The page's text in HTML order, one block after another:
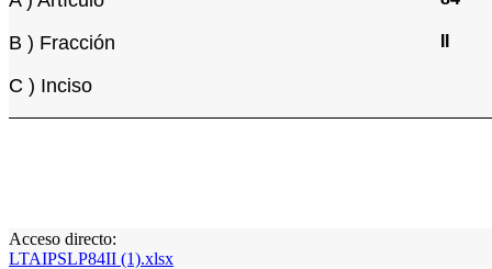
B ) Fracción
C ) Inciso
Acceso directo:
LTAIPSLP84II (1).xlsx